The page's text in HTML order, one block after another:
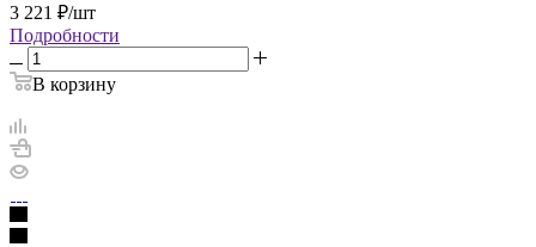
3 221 ₽/шт
Подробности
В корзину